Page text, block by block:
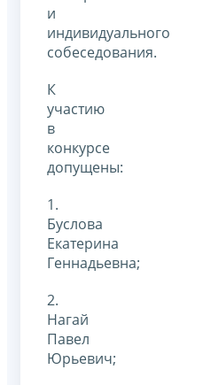
и
индивидуального
собеседования.
К
участию
в
конкурсе
допущены:
1.
Буслова
Екатерина
Геннадьевна;
2.
Нагай
Павел
Юрьевич;